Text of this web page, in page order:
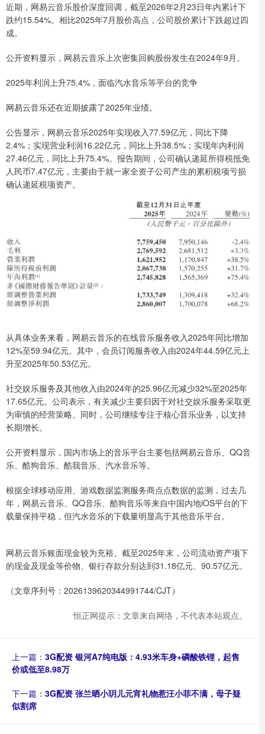
近期，网易云音乐股价深度回调，截至2026年2月23日年内累计下
跌约15.54%。相比2025年7月股价高点，公司股价累计下跌超过四
成。
公开资料显示，网易云音乐上次密集回购股份发生在2024年9月。
2025年利润上升75.4%，面临汽水音乐等平台的竞争
网易云音乐还在近期披露了2025年业绩。
公告显示，网易云音乐2025年实现收入77.59亿元，同比下降
2.4%；实现营业利润16.22亿元，同比上升38.5%；实现年内利润
27.46亿元，同比上升75.4%。报告期间，公司确认递延所得税抵免
人民币7.47亿元，主要由于就一家全资子公司产生的累积税项亏损
确认递延税项资产。
从具体业务来看，网易云音乐的在线音乐服务收入2025年同比增加
12%至59.94亿元。其中，会员订阅服务收入由2024年44.59亿元上
升至2025年50.53亿元。
社交娱乐服务及其他收入由2024年的25.96亿元减少32%至2025年
17.65亿元。公司表示，有关减少主要归因于对社交娱乐服务采取更
为审慎的经营策略。同时，公司继续专注于核心音乐业务，以支持
长期增长。
公开资料显示，国内市场上的音乐平台主要包括网易云音乐、QQ音
乐、酷狗音乐、酷我音乐、汽水音乐等。
根据全球移动应用、游戏数据监测服务商点点数据的监测，过去几
年，网易云音乐、QQ音乐、酷狗音乐等来自中国内地iOS平台的下
载量保持平稳，但汽水音乐的下载量明显高于其他音乐平台。
网易云音乐账面现金较为充裕。截至2025年末，公司流动资产项下
的现金及现金等价物、银行存款分别达到31.18亿元、90.57亿元。
（文章序列号：2026139620344991744/CJT）
恒正网提示：文章来自网络，不代表本站观点。
上一篇： 3G配资 银河A7纯电版：4.93米车身+磷酸铁锂，起售
价或低至8.98万
下一篇： 3G配资 张兰晒小玥儿元宵礼物惹汪小菲不满，母子疑
似割席